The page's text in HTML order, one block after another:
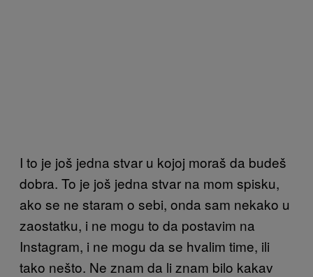
I to je još jedna stvar u kojoj moraš da budeš
dobra. To je još jedna stvar na mom spisku,
ako se ne staram o sebi, onda sam nekako u
zaostatku, i ne mogu to da postavim na
Instagram, i ne mogu da se hvalim time, ili
tako nešto. Ne znam da li znam bilo kakav